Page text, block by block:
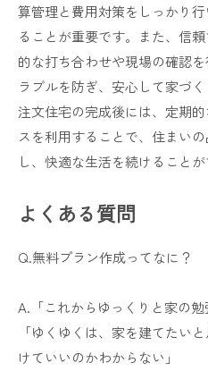
算管理と費用対策をしっかり
ることが重要です。また、信
的な打ち合わせや現場の確認
ラブルを防ぎ、安心して家づ
注文住宅の完成後には、定期
スを利用することで、住まい
し、快適な生活を続けることが
よくある質問
Q.無料プラン作成ってなに？
A.「これからゆっくりと家の勉
「ゆくゆくは、家を建てたい
けていいのかわからない」